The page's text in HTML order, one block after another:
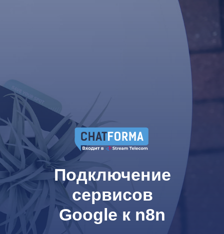
Подключение
сервисов
Google к n8n